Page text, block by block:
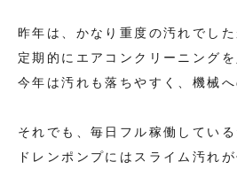
昨年は、かなり重度の汚れでした
定期的にエアコンクリーニングを
今年は汚れも落ちやすく、機械へ
それでも、毎日フル稼働している
ドレンポンプにはスライム汚れ